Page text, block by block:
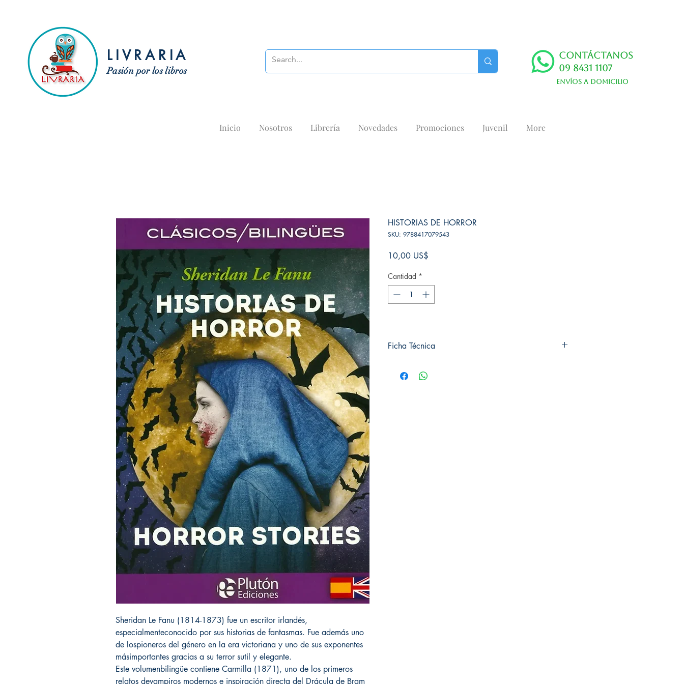
LIVRARIA
Pasión por los libros
Contáctanos
09 8431 1107
Envíos a domicilio
Inicio Nosotros Librería Novedades Promociones Juvenil More
Sheridan Le Fanu (1814-1873) fue un escritor irlandés,
especialmenteconocido por sus historias de fantasmas. Fue además uno
de lospioneros del género en la era victoriana y uno de sus exponentes
másimportantes gracias a su terror sutil y elegante.
Este volumenbilingüe contiene Carmilla (1871), uno de los primeros
relatos devampiros modernos e inspiración directa del Drácula de Bram
HISTORIAS DE HORROR
SKU: 9788417079543
10,00 US$
Cantidad *
Ficha Técnica
Editorial: Plutón